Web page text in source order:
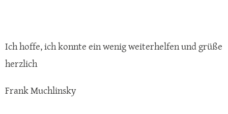
Ich hoffe, ich konnte ein wenig weiterhelfen und grüße
herzlich
Frank Muchlinsky